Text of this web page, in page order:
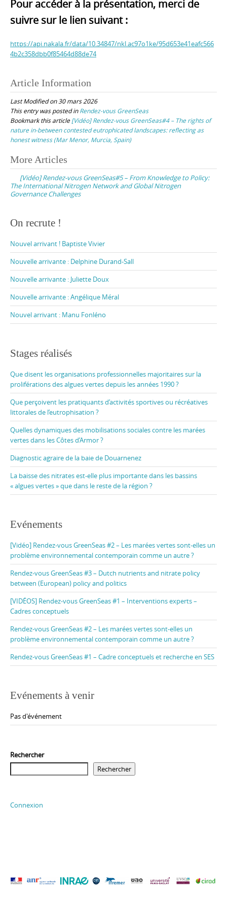
Pour accéder à la présentation, merci de
suivre sur le lien suivant :
https://api.nakala.fr/data/10.34847/nkl.ac97o1ke/95d653e41eafc566
4b2c358dbb0f85464d88de74
Article Information
Last Modified on 30 mars 2026
This entry was posted inRendez-vous GreenSeas
Bookmark this article[Vidéo] Rendez-vous GreenSeas#4 – The rights of
nature in-between contested eutrophicated landscapes: reflecting as
honest witness (Mar Menor, Murcia, Spain)
Post
navigation
More Articles
[Vidéo] Rendez-vous GreenSeas#5 – From Knowledge to Policy:
The International Nitrogen Network and Global Nitrogen
Governance Challenges
On recrute !
Nouvel arrivant ! Baptiste Vivier
Nouvelle arrivante : Delphine Durand-Sall
Nouvelle arrivante : Juliette Doux
Nouvelle arrivante : Angélique Méral
Nouvel arrivant : Manu Fonléno
Stages réalisés
Que disent les organisations professionnelles majoritaires sur la
proliférations des algues vertes depuis les années 1990 ?
Que perçoivent les pratiquants d’activités sportives ou récréatives
littorales de l’eutrophisation ?
Quelles dynamiques des mobilisations sociales contre les marées
vertes dans les Côtes d’Armor ?
Diagnostic agraire de la baie de Douarnenez
La baisse des nitrates est-elle plus importante dans les bassins
« algues vertes » que dans le reste de la région ?
Evénements
[Vidéo] Rendez-vous GreenSeas #2 – Les marées vertes sont-elles un
problème environnemental contemporain comme un autre ?
Rendez-vous GreenSeas #3 – Dutch nutrients and nitrate policy
between (European) policy and politics
[VIDÉOS] Rendez-vous GreenSeas #1 – Interventions experts –
Cadres conceptuels
Rendez-vous GreenSeas #2 – Les marées vertes sont-elles un
problème environnemental contemporain comme un autre ?
Rendez-vous GreenSeas #1 – Cadre conceptuels et recherche en SES
Evénements à venir
Pas d'événement
Rechercher
Rechercher
Connexion